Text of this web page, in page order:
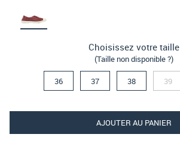
Choisissez votre taille
(Taille non disponible ?)
36 37 38 39
AJOUTER AU PANIER